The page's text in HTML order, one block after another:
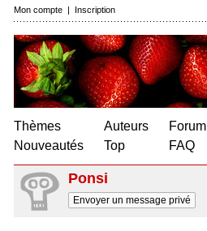
Mon compte | Inscription
Thèmes
Nouveautés
Auteurs
Top
Forum
FAQ
Ponsi
Envoyer un message privé